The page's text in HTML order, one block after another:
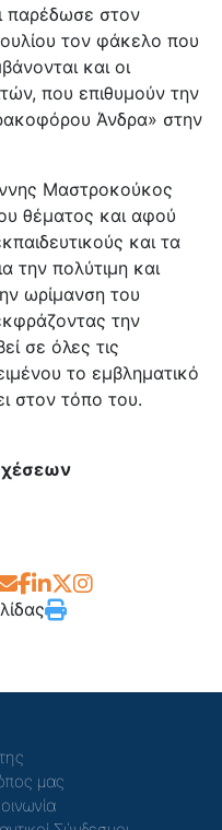
παρέδωσε στον
τον φάκελο που
και οι
που επιθυμούν την
Άνδρα» στην
Μαστροκούκος
θέματος και αφού
και τα
την πολύτιμη και
ωρίμανση του
την
σε όλες τις
το εμβληματικό
στον τόπο του.
μας